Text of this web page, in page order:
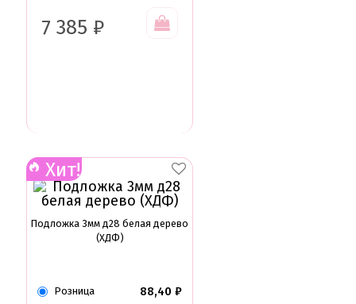
7 385 ₽
Хит!
Подложка 3мм д28 белая дерево
(ХДФ)
Розница 88,40 ₽